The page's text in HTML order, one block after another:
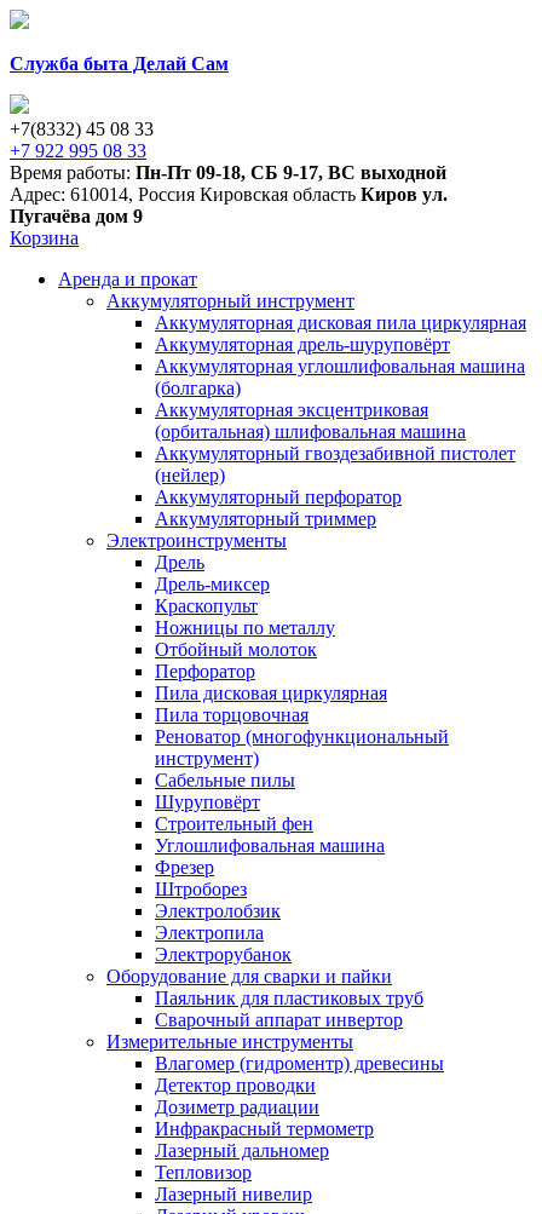
Служба быта Делай Сам
+7(8332) 45 08 33
+7 922 995 08 33
Время работы: Пн-Пт 09-18, СБ 9-17, ВС выходной
Адрес: 610014, Россия Кировская область Киров ул.
Пугачёва дом 9
Корзина
Аренда и прокат
Аккумуляторный инструмент
Аккумуляторная дисковая пила циркулярная
Аккумуляторная дрель-шуруповёрт
Аккумуляторная углошлифовальная машина
(болгарка)
Аккумуляторная эксцентриковая
(орбитальная) шлифовальная машина
Аккумуляторный гвоздезабивной пистолет
(нейлер)
Аккумуляторный перфоратор
Аккумуляторный триммер
Электроинструменты
Дрель
Дрель-миксер
Краскопульт
Ножницы по металлу
Отбойный молоток
Перфоратор
Пила дисковая циркулярная
Пила торцовочная
Реноватор (многофункциональный
инструмент)
Сабельные пилы
Шуруповёрт
Строительный фен
Углошлифовальная машина
Фрезер
Штроборез
Электролобзик
Электропила
Электрорубанок
Оборудование для сварки и пайки
Паяльник для пластиковых труб
Сварочный аппарат инвертор
Измерительные инструменты
Влагомер (гидроментр) древесины
Детектор проводки
Дозиметр радиации
Инфракрасный термометр
Лазерный дальномер
Тепловизор
Лазерный нивелир